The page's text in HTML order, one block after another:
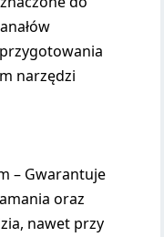
narzędzi
– Gwarantuje
oraz
nawet przy